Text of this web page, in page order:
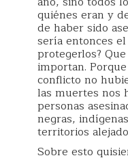
quiénes eran y
de haber sido
sería entonces
protegerlos?
importan.
conflicto no
las muertes nos
personas
negras,
territorios
Sobre esto